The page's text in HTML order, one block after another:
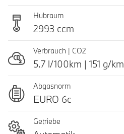
Hubraum
2993 ccm
Verbrauch | CO2
5.7 l/100km | 151 g/km
Abgasnorm
EURO 6c
Getriebe